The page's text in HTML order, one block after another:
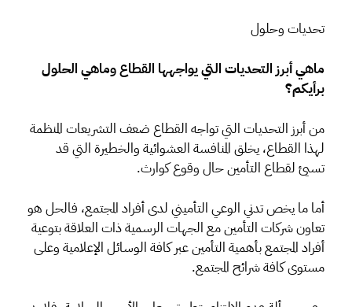
تحديات وحلول
ماهي أبرز التحديات التي يواجهها القطاع وماهي الحلول
برأيكم؟
من أبرز التحديات التي تواجه القطاع ضعف التشريعات المنظمة
لهذا القطاع، يخلق المنافسة العشوائية والخطيرة التي قد
تسيئ لقطاع التأمين حال وقوع كوارث.
أما ما يخص تدني الوعي التأميني لدى أفراد المجتمع، فالحل هو
تعاون شركات التأمين مع الجهات الرسمية ذات العلاقة بتوعية
أفراد المجتمع بأهمية التأمين عبر كافة الوسائل الإعلامية وعلى
مستوى كافة شرائح المجتمع.